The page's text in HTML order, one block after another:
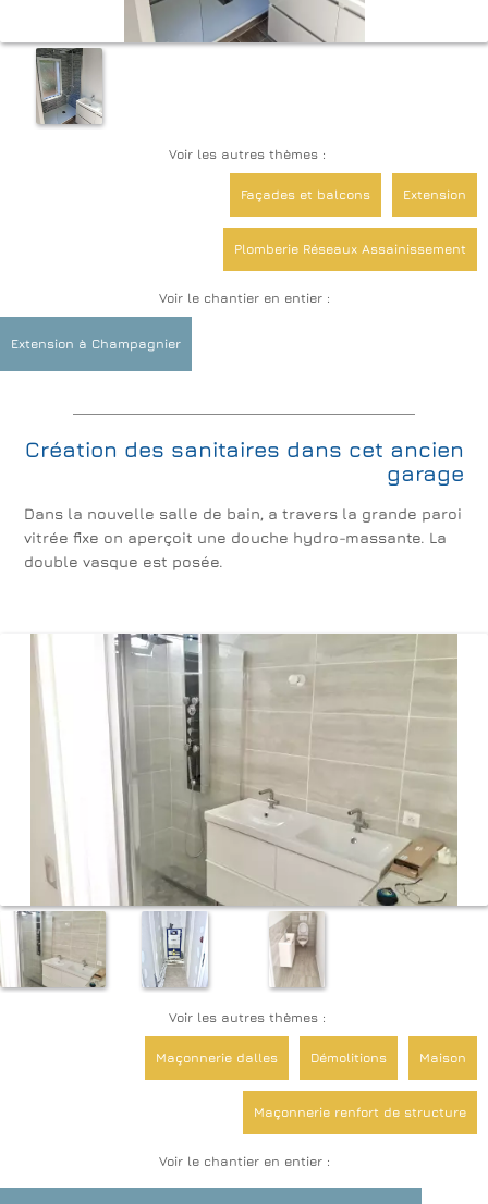
Voir le chantier en entier :
Extension à Champagnier
Voir les autres thèmes :
Extension
Façades et balcons
Plomberie Réseaux Assainissement
Menuiseries extérieures, galandages et veranda
Voir le chantier en entier :
Voir les autres thèmes :
Maison
Démolitions
Maçonnerie dalles
Maçonnerie renfort de structure
Maçonnerie créations d'ouvertures
Création des sanitaires dans cet ancien
garage
Dans la nouvelle salle de bain, a travers la grande paroi
vitrée fixe on aperçoit une douche hydro-massante. La
double vasque est posée.